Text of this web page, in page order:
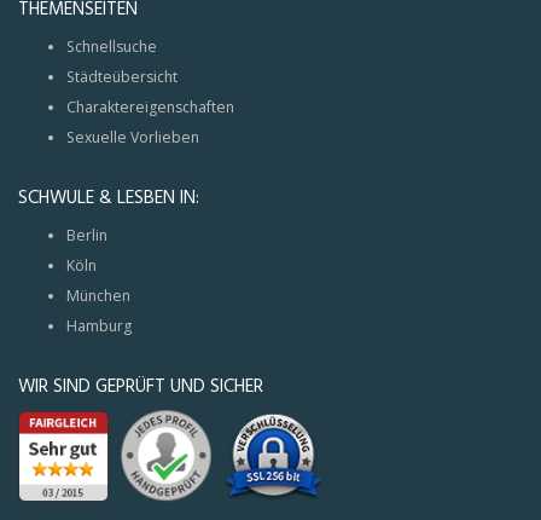
THEMENSEITEN
Schnellsuche
Städteübersicht
Charaktereigenschaften
Sexuelle Vorlieben
SCHWULE & LESBEN IN:
Berlin
Köln
München
Hamburg
WIR SIND GEPRÜFT UND SICHER